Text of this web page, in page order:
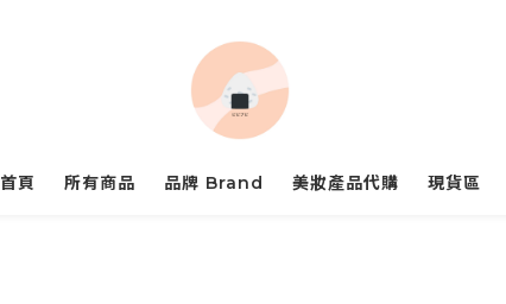
首頁 所有商品 品牌 Brand 美妝產品代購 現貨區